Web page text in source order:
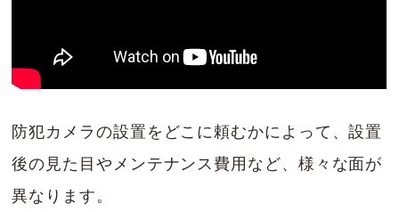
防犯カメラの設置をどこに頼むかによって、設置
後の見た目やメンテナンス費用など、様々な面が
異なります。